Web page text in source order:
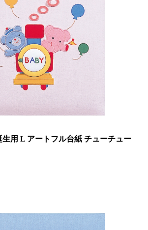
生用 L アートフル台紙 チューチュー